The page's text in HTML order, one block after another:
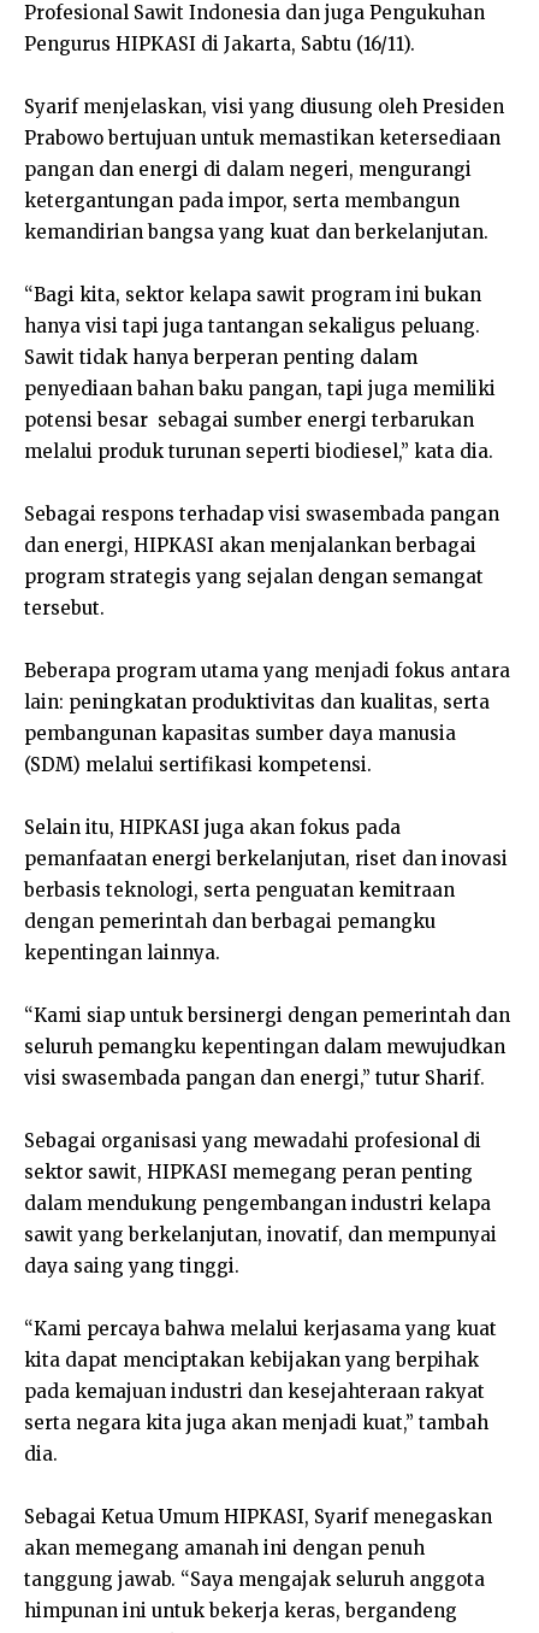
Profesional Sawit Indonesia dan juga Pengukuhan
Pengurus HIPKASI di Jakarta, Sabtu (16/11).
Syarif menjelaskan, visi yang diusung oleh Presiden
Prabowo bertujuan untuk memastikan ketersediaan
pangan dan energi di dalam negeri, mengurangi
ketergantungan pada impor, serta membangun
kemandirian bangsa yang kuat dan berkelanjutan.
“Bagi kita, sektor kelapa sawit program ini bukan
hanya visi tapi juga tantangan sekaligus peluang.
Sawit tidak hanya berperan penting dalam
penyediaan bahan baku pangan, tapi juga memiliki
potensi besar sebagai sumber energi terbarukan
melalui produk turunan seperti biodiesel,” kata dia.
Sebagai respons terhadap visi swasembada pangan
dan energi, HIPKASI akan menjalankan berbagai
program strategis yang sejalan dengan semangat
tersebut.
Beberapa program utama yang menjadi fokus antara
lain: peningkatan produktivitas dan kualitas, serta
pembangunan kapasitas sumber daya manusia
(SDM) melalui sertifikasi kompetensi.
Selain itu, HIPKASI juga akan fokus pada
pemanfaatan energi berkelanjutan, riset dan inovasi
berbasis teknologi, serta penguatan kemitraan
dengan pemerintah dan berbagai pemangku
kepentingan lainnya.
“Kami siap untuk bersinergi dengan pemerintah dan
seluruh pemangku kepentingan dalam mewujudkan
visi swasembada pangan dan energi,” tutur Sharif.
Sebagai organisasi yang mewadahi profesional di
sektor sawit, HIPKASI memegang peran penting
dalam mendukung pengembangan industri kelapa
sawit yang berkelanjutan, inovatif, dan mempunyai
daya saing yang tinggi.
“Kami percaya bahwa melalui kerjasama yang kuat
kita dapat menciptakan kebijakan yang berpihak
pada kemajuan industri dan kesejahteraan rakyat
serta negara kita juga akan menjadi kuat,” tambah
dia.
Sebagai Ketua Umum HIPKASI, Syarif menegaskan
akan memegang amanah ini dengan penuh
tanggung jawab. “Saya mengajak seluruh anggota
himpunan ini untuk bekerja keras, bergandeng